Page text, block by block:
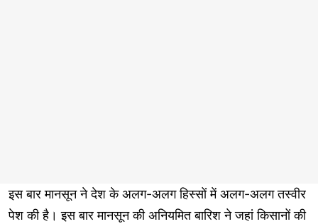
इस बार मानसून ने देश के अलग-अलग हिस्सों में अलग-अलग तस्वीर
पेश की है। इस बार मानसून की अनियमित बारिश ने जहां किसानों की